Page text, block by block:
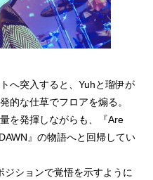
へ突入すると、Yuhと瑠伊が
的な仕草でフロアを煽る。
を発揮しながらも、『Are
』の物語へと回帰してい
ジションで覚悟を示すように